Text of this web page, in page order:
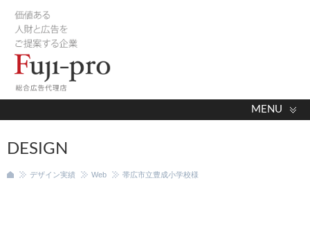
MENU
DESIGN
デザイン実績 Web 帯広市立豊成小学校様